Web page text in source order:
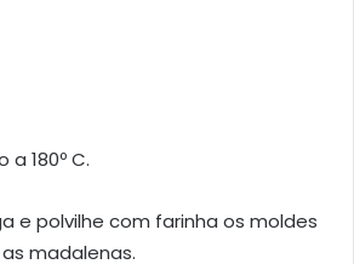
180º C.
e polvilhe com farinha os moldes
madalenas.